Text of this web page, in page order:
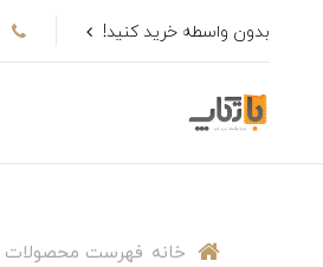
بدون واسطه خرید کنید!
خانه فهرست محصولات